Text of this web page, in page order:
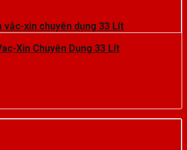
Xin Chuyên Dụng 33 Lít